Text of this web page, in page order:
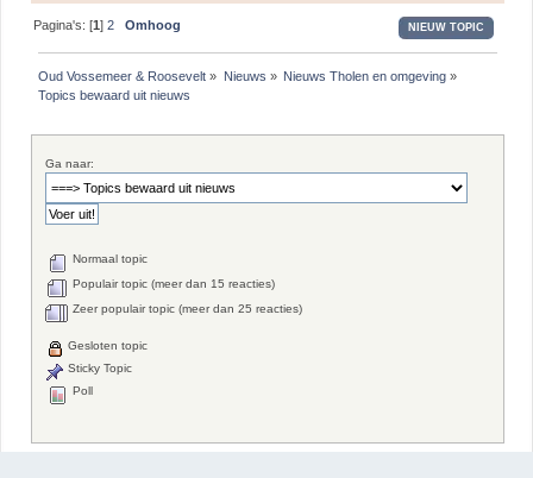
NIEUW TOPIC
Pagina's: [1]2 Omhoog
Oud Vossemeer & Roosevelt » Nieuws » Nieuws Tholen en omgeving»
Topics bewaard uit nieuws
Ga naar:
Normaal topic
Populair topic (meer dan 15 reacties)
Zeer populair topic (meer dan 25 reacties)
Gesloten topic
Sticky Topic
Poll